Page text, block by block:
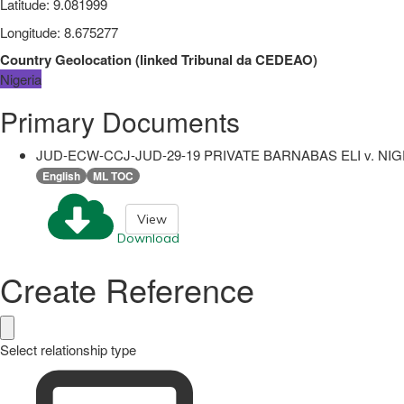
Latitude: 9.081999
Longitude: 8.675277
Country Geolocation(linkedTribunal da CEDEAO)
Nigeria
Primary Documents
JUD-ECW-CCJ-JUD-29-19 PRIVATE BARNABAS ELI v.
English ML TOC
Download
View
Create Reference
Select relationship type